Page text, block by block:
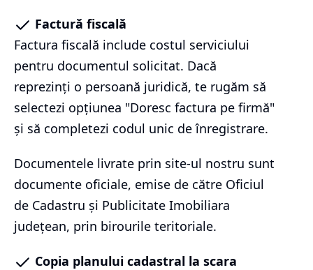
Factură fiscală
Factura fiscală include costul serviciului
pentru documentul solicitat. Dacă
reprezinți o persoană juridică, te rugăm să
selectezi opțiunea "Doresc factura pe firmă"
și să completezi codul unic de înregistrare.
Documentele livrate prin site-ul nostru sunt
documente oficiale, emise de către Oficiul
de Cadastru și Publicitate Imobiliara
județean, prin birourile teritoriale.
Copia planului cadastral la scara